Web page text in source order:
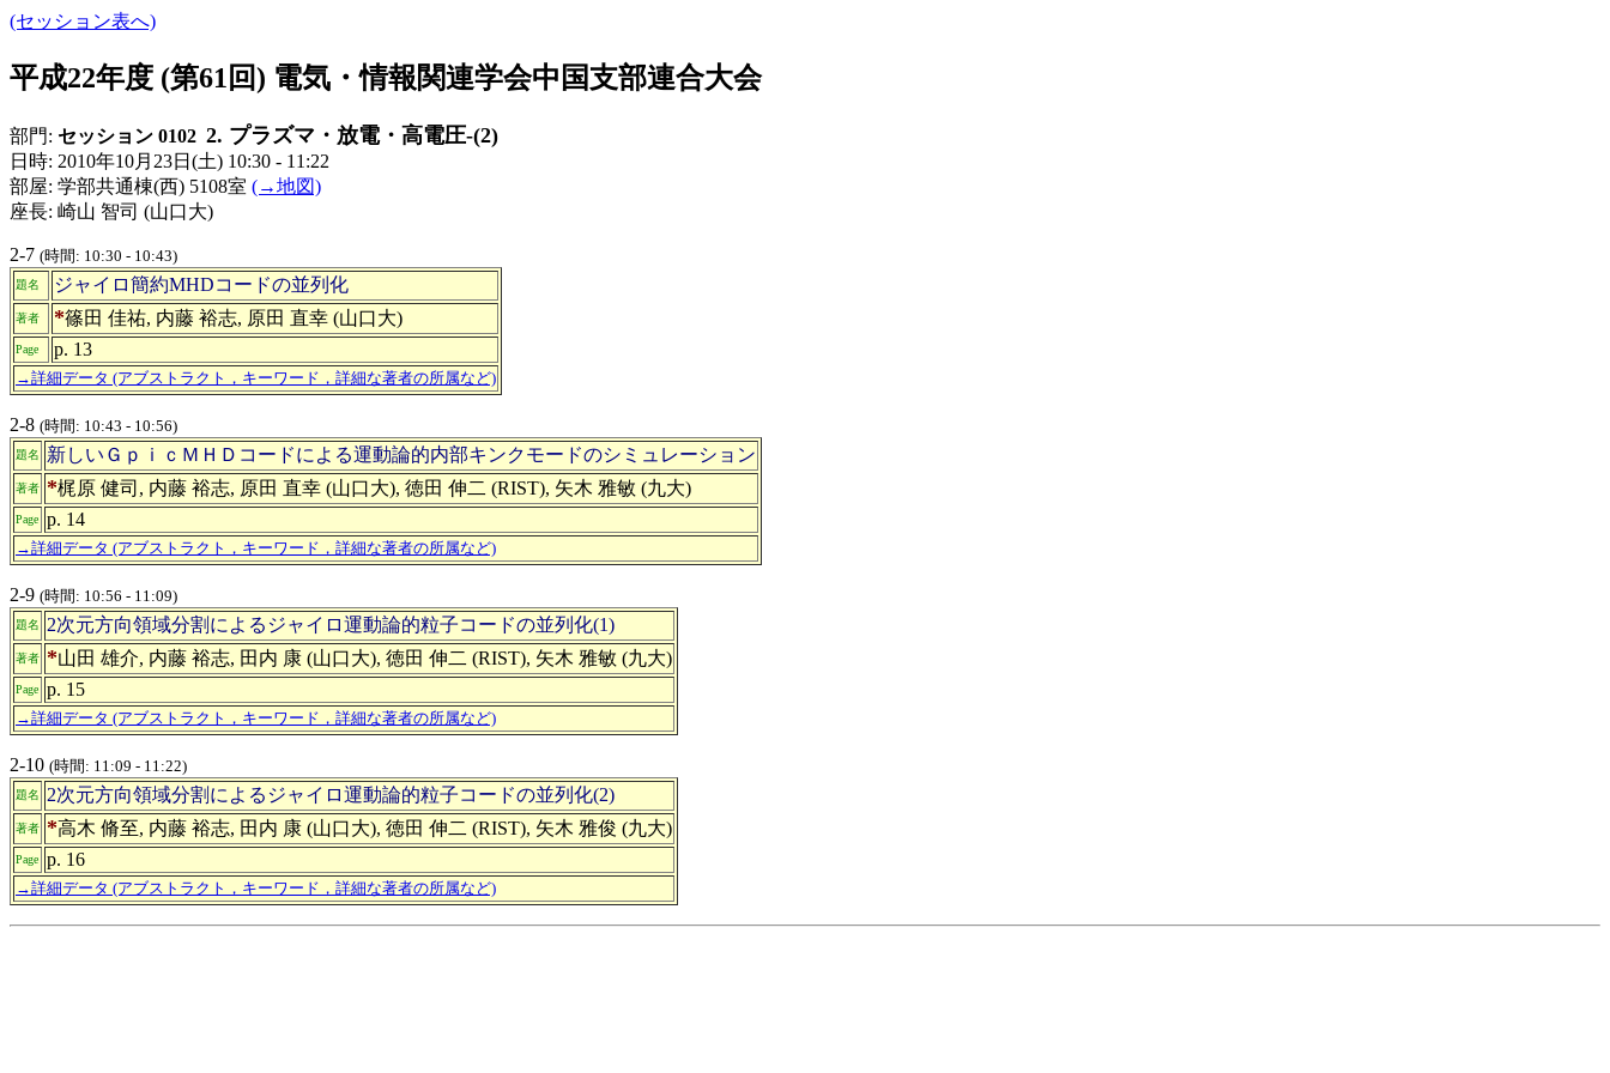
(セッション表へ)
平成22年度 (第61回) 電気・情報関連学会中国支部連合大会
部門: セッション 0102 2. プラズマ・放電・高電圧-(2)
日時: 2010年10月23日(土) 10:30 - 11:22
部屋: 学部共通棟(西) 5108室 (→地図)
座長: 崎山 智司 (山口大)
2-7 (時間: 10:30 - 10:43)
題名 ジャイロ簡約MHDコードの並列化
著者 *篠田 佳祐, 内藤 裕志, 原田 直幸 (山口大)
Page p. 13
→詳細データ (アブストラクト，キーワード，詳細な著者の所属など)
2-8 (時間: 10:43 - 10:56)
題名 新しいＧｐｉｃＭＨＤコードによる運動論的内部キンクモードのシミュレーション
著者 *梶原 健司, 内藤 裕志, 原田 直幸 (山口大), 徳田 伸二 (RIST), 矢木 雅敏 (九大)
Page p. 14
→詳細データ (アブストラクト，キーワード，詳細な著者の所属など)
2-9 (時間: 10:56 - 11:09)
題名 2次元方向領域分割によるジャイロ運動論的粒子コードの並列化(1)
著者 *山田 雄介, 内藤 裕志, 田内 康 (山口大), 徳田 伸二 (RIST), 矢木 雅敏 (九大)
Page p. 15
→詳細データ (アブストラクト，キーワード，詳細な著者の所属など)
2-10 (時間: 11:09 - 11:22)
題名 2次元方向領域分割によるジャイロ運動論的粒子コードの並列化(2)
著者 *高木 脩至, 内藤 裕志, 田内 康 (山口大), 徳田 伸二 (RIST), 矢木 雅俊 (九大)
Page p. 16
→詳細データ (アブストラクト，キーワード，詳細な著者の所属など)